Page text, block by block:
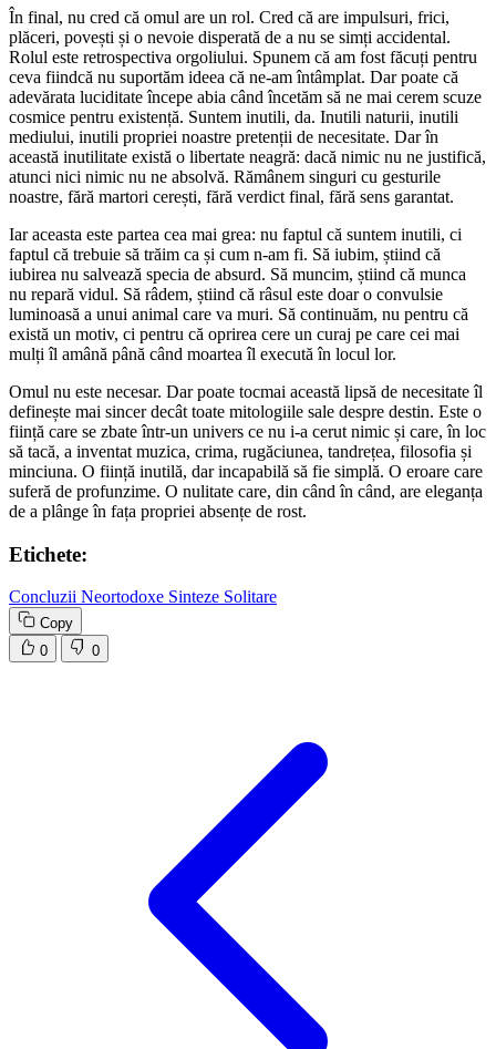
În final, nu cred că omul are un rol. Cred că are impulsuri, frici,
plăceri, povești și o nevoie disperată de a nu se simți accidental.
Rolul este retrospectiva orgoliului. Spunem că am fost făcuți pentru
ceva fiindcă nu suportăm ideea că ne-am întâmplat. Dar poate că
adevărata luciditate începe abia când încetăm să ne mai cerem scuze
cosmice pentru existență. Suntem inutili, da. Inutili naturii, inutili
mediului, inutili propriei noastre pretenții de necesitate. Dar în
această inutilitate există o libertate neagră: dacă nimic nu ne justifică,
atunci nici nimic nu ne absolvă. Rămânem singuri cu gesturile
noastre, fără martori cerești, fără verdict final, fără sens garantat.
Iar aceasta este partea cea mai grea: nu faptul că suntem inutili, ci
faptul că trebuie să trăim ca și cum n-am fi. Să iubim, știind că
iubirea nu salvează specia de absurd. Să muncim, știind că munca
nu repară vidul. Să râdem, știind că râsul este doar o convulsie
luminoasă a unui animal care va muri. Să continuăm, nu pentru că
există un motiv, ci pentru că oprirea cere un curaj pe care cei mai
mulți îl amână până când moartea îl execută în locul lor.
Omul nu este necesar. Dar poate tocmai această lipsă de necesitate îl
definește mai sincer decât toate mitologiile sale despre destin. Este o
ființă care se zbate într-un univers ce nu i-a cerut nimic și care, în loc
să tacă, a inventat muzica, crima, rugăciunea, tandrețea, filosofia și
minciuna. O ființă inutilă, dar incapabilă să fie simplă. O eroare care
suferă de profunzime. O nulitate care, din când în când, are eleganța
de a plânge în fața propriei absențe de rost.
Etichete:
Concluzii Neortodoxe Sinteze Solitare
Copy
0
0